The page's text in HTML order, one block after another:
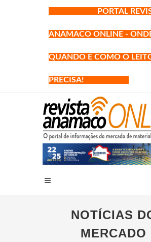
PORTAL
ANAMACO ONLINE -
QUANDO E COMO O
PRECISA!
NOTÍCIAS
MERCADO